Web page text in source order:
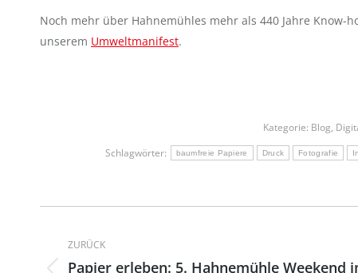
Noch mehr über Hahnemühles mehr als 440 Jahre
unserem Umweltmanifest.
Kategorie: Blog,
Schlagwörter:
baumfreie Papiere Druck Fotografie
ZURÜCK
Papier erleben: 5. Hahnemühle Weekend